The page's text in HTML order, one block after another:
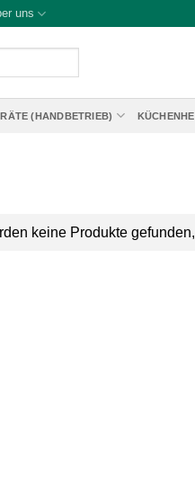
uns
(HANDBETRIEB)
keine Produkte